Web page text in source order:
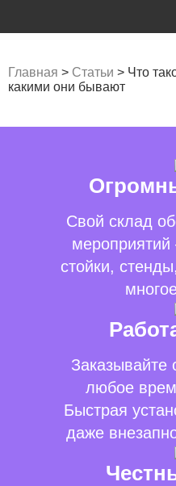
Главная > Статьи > Что
какими они бывают
Свой склад
стойки,
Заказывайте
любое
Быстрая
даже